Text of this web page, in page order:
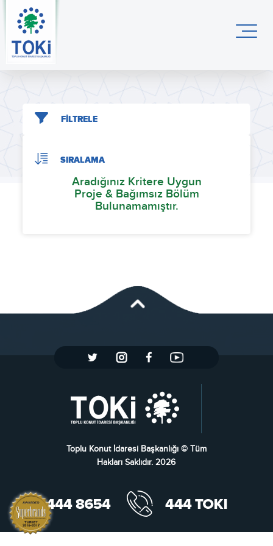
FİLTRELE
SIRALAMA
Aradığınız Kritere Uygun
Proje & Bağımsız Bölüm
Bulunamamıştır.
Toplu Konut İdaresi Başkanlığı © Tüm
Hakları Saklıdır. 2026